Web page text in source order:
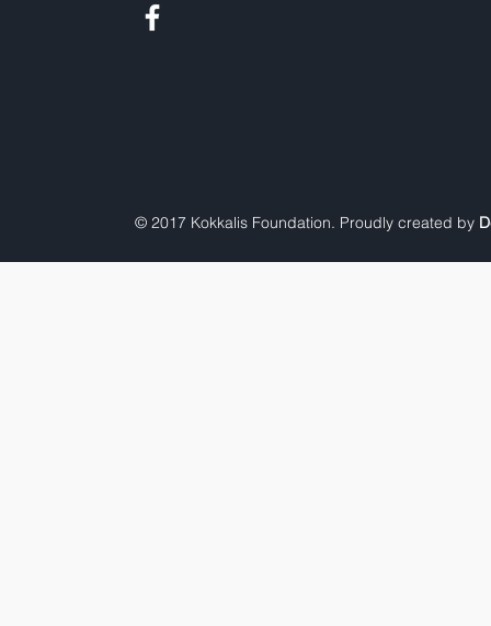
© 2017 Kokkalis Foundation. Proudly created by